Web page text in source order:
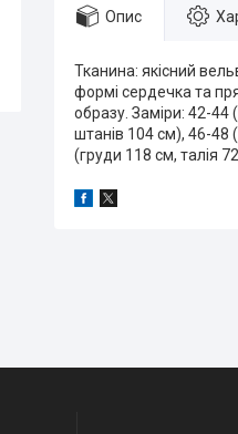
Опис
Тканина: якісний
формі сердечка та
образу. Заміри: 42-
штанів 104 см), 46-48
(груди 118 см, талія